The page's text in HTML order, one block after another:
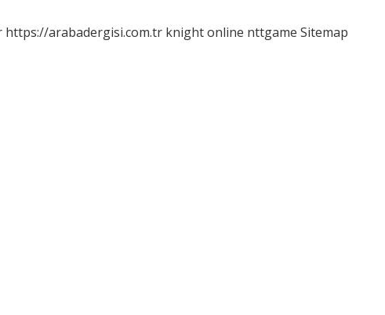
https://arabadergisi.com.tr knight online nttgame Sitemap